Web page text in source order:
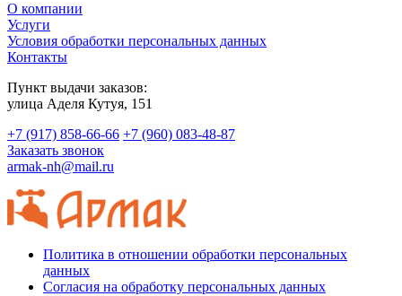
О компании
Услуги
Условия обработки персональных данных
Контакты
Пункт выдачи заказов:
​улица Аделя Кутуя, 151
+7 (917) 858-66-66 +7 (960) 083-48-87
Заказать звонок
armak-nh@mail.ru
Политика в отношении обработки персональных
данных
Согласия на обработку персональных данных